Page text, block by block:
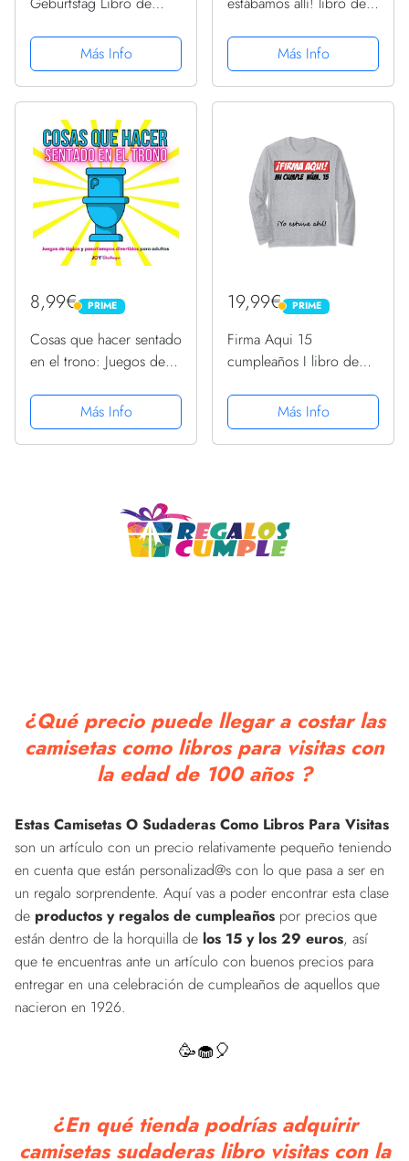
Larga
Más Info
cumpleaños Manga
Larga
Más Info
8,99€ PRIME
PRIME
Cosas que hacer sentado
en el trono: Juegos de
divertidos para adultos
Más Info
19,99€ PRIME
PRIME
Firma Aqui 15
cumpleaños I libro de
Más Info
¿Qué precio puede llegar a costar las
camisetas como libros para visitas con
la edad de 100 años ?
Estas Camisetas O Sudaderas Como Libros Para Visitas
son un artículo con un precio relativamente pequeño teniendo
en cuenta que están personalizad@s con lo que pasa a ser en
un regalo sorprendente. Aquí vas a poder encontrar esta clase
de productos y regalos de cumpleaños por precios que
están dentro de la horquilla de los 15 y los 29 euros, así
que te encuentras ante un artículo con buenos precios para
entregar en una celebración de cumpleaños de aquellos que
nacieron en 1926.
🥳🧁🎈
¿En qué tienda podrías adquirir
camisetas sudaderas libro visitas con la